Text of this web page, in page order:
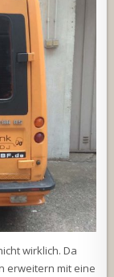
wirklich. Da
erweitern mit eine